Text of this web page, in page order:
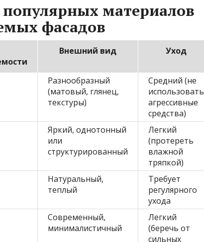
материалов
фасадов
Внешний вид Уход
Разнообразный
(матовый, глянец,
текстуры)
Средний (не
использовать
агрессивные
средства)
Яркий, однотонный
или
структурированный
Легкий
(протереть
влажной
тряпкой)
Натуральный,
теплый
Требует
регулярного
ухода
Современный,
минималистичный
Легкий
(беречь от
сильных